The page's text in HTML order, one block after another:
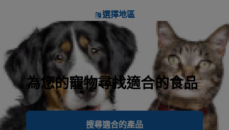
選擇地區
為您的寵物尋找適合的食品
搜尋適合的產品